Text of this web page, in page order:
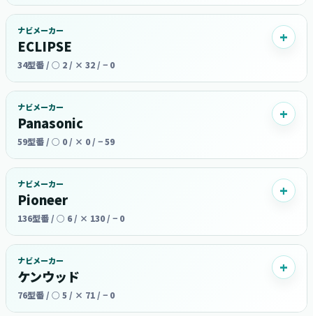
ナビメーカー
ECLIPSE
34型番 / ○ 2 / × 32 / − 0
ナビメーカー
Panasonic
59型番 / ○ 0 / × 0 / − 59
ナビメーカー
Pioneer
136型番 / ○ 6 / × 130 / − 0
ナビメーカー
ケンウッド
76型番 / ○ 5 / × 71 / − 0